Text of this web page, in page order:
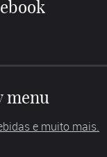
menu
e muito mais.